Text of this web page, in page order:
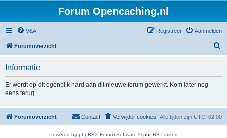
Forum Opencaching.nl
V&A Aanmelden
Registreer
Forumoverzicht
Informatie
Er wordt op dit ogenblik hard aan dit nieuwe forum gewerkt. Kom later nog
eens terug.
Forumoverzicht Alle tijden zijn UTC+02:00
Verwijder cookies
Contact
Powered by phpBB® Forum Software © phpBB Limited